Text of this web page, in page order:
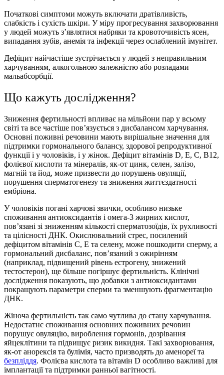
Початкові симптоми можуть включати дратівливість,
слабкість і сухість шкіри. У міру прогресування захворювання
у людей можуть з’являтися набряки та кровоточивість ясен,
випадання зубів, анемія та інфекції через ослаблений імунітет.
Дефіцит найчастіше зустрічається у людей з неправильним
харчуванням, алкогольною залежністю або розладами
мальабсорбції.
Що кажуть дослiдження?
Зниження фертильності впливає на мільйони пар у всьому
світі та все частіше пов’язується з дисбалансом харчування.
Основні поживні речовини мають вирішальне значення для
підтримки гормонального балансу, здорової репродуктивної
функції і у чоловіків, і у жінок. Дефіцит вітамінів D, E, C, B12,
фолієвої кислоти та мінералів, як-от цинк, селен, залізо,
магній та йод, може призвести до порушень овуляції,
порушення сперматогенезу та зниження життєздатності
ембріона.
У чоловіків погані харчові звички, особливо низьке
споживання антиоксидантів і омега-3 жирних кислот,
пов’язані зі зниженням кількості сперматозоїдів, їх рухливості
та цілісності ДНК. Окислювальний стрес, посилений
дефіцитом вітамінів С, Е та селену, може пошкодити сперму, а
гормональний дисбаланс, пов’язаний з ожирінням
(наприклад, підвищений рівень естрогену, знижений
тестостерон), ще більше погіршує фертильність. Клінічні
дослідження показують, що добавки з антиоксидантами
покращують параметри сперми та зменшують фрагментацію
ДНК.
Жіноча фертильність так само чутлива до стану харчування.
Недостатнє споживання основних поживних речовин
порушує овуляцію, вироблення гормонів, дозрівання
яйцеклітини та підвищує ризик викидня. Такі захворювання,
як-от анорексія та булімія, часто призводять до аменореї та
безпліддя. Фолієва кислота та вітамін D особливо важливі для
імплантації та підтримки ранньої вагітності.